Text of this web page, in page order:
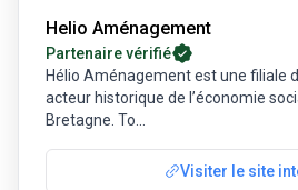
Helio Aménagement
Partenaire vérifié
Hélio Aménagement est une filiale
acteur historique de l’économie
Bretagne. To
Visiter le site